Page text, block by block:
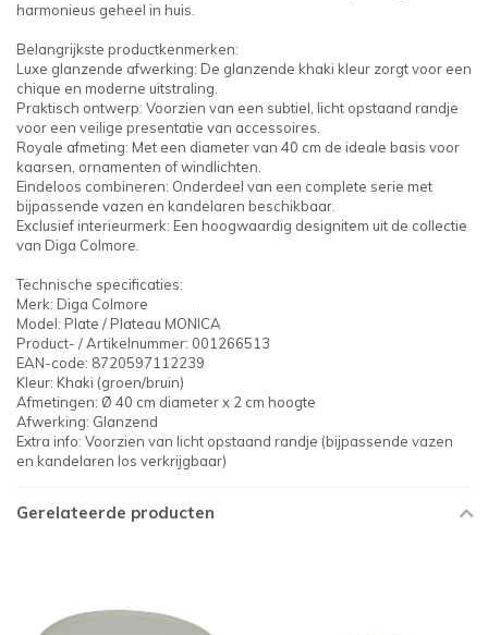
harmonieus geheel in huis.
Belangrijkste productkenmerken:
Luxe glanzende afwerking: De glanzende khaki kleur zorgt voor een
chique en moderne uitstraling.
Praktisch ontwerp: Voorzien van een subtiel, licht opstaand randje
voor een veilige presentatie van accessoires.
Royale afmeting: Met een diameter van 40 cm de ideale basis voor
kaarsen, ornamenten of windlichten.
Eindeloos combineren: Onderdeel van een complete serie met
bijpassende vazen en kandelaren beschikbaar.
Exclusief interieurmerk: Een hoogwaardig designitem uit de collectie
van Diga Colmore.
Technische specificaties:
Merk: Diga Colmore
Model: Plate / Plateau MONICA
Product- / Artikelnummer: 001266513
EAN-code: 8720597112239
Kleur: Khaki (groen/bruin)
Afmetingen: Ø 40 cm diameter x 2 cm hoogte
Afwerking: Glanzend
Extra info: Voorzien van licht opstaand randje (bijpassende vazen
en kandelaren los verkrijgbaar)
Gerelateerde producten